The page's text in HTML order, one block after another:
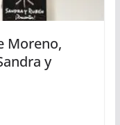
Moreno,
y